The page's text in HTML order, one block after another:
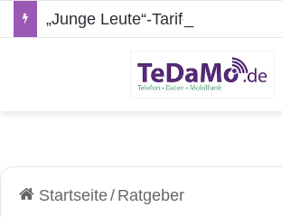
Startseite/ Ratgeber